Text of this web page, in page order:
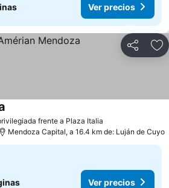
Ver precios
Compartir
frente a Plaza Italia
Mendoza Capital, a 16.4 km de: Luján de Cuyo
Ver precios